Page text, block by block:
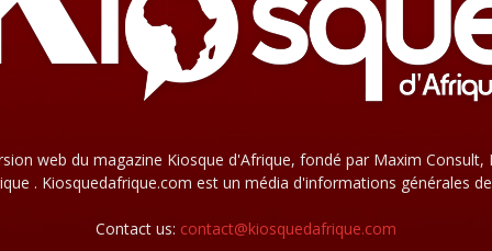
web du magazine Kiosque d'Afrique, fondé par Maxim
. Kiosquedafrique.com est un média d'informations générales
Contact us: contact@kiosquedafrique.com